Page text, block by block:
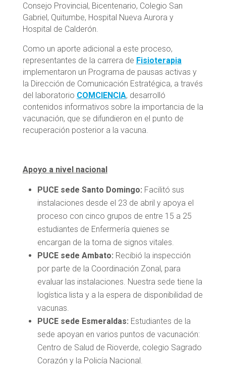
Consejo Provincial, Bicentenario, Colegio San
Gabriel, Quitumbe, Hospital Nueva Aurora y
Hospital de Calderón.
Como un aporte adicional a este proceso,
representantes de la carrera de Fisioterapia
implementaron un Programa de pausas activas y
la Dirección de Comunicación Estratégica, a través
del laboratorio COMCIENCIA, desarrolló
contenidos informativos sobre la importancia de la
vacunación, que se difundieron en el punto de
recuperación posterior a la vacuna.
Apoyo a nivel nacional
PUCE sede Santo Domingo: Facilitó sus
instalaciones desde el 23 de abril y apoya el
proceso con cinco grupos de entre 15 a 25
estudiantes de Enfermería quienes se
encargan de la toma de signos vitales.
PUCE sede Ambato: Recibió la inspección
por parte de la Coordinación Zonal, para
evaluar las instalaciones. Nuestra sede tiene la
logística lista y a la espera de disponibilidad de
vacunas.
PUCE sede Esmeraldas: Estudiantes de la
sede apoyan en varios puntos de vacunación:
Centro de Salud de Rioverde, colegio Sagrado
Corazón y la Policía Nacional.